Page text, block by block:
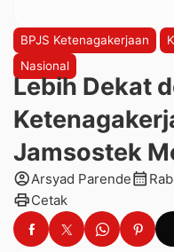
BPJS Ketenagakerjaan
Nasional
Lebih Dekat
Jamsostek
account_circleArsyad Parendecalendar_month
printCetak